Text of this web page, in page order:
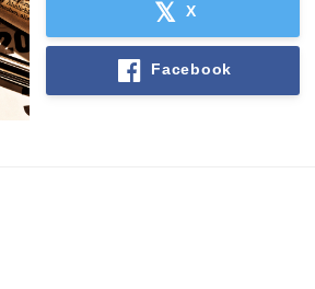
X
Facebook